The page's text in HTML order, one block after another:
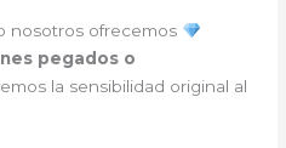
nosotros ofrecemos
pegados o
la sensibilidad original al